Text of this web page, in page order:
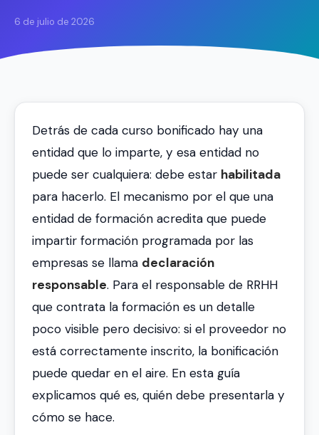
6 de julio de 2026
Detrás de cada curso bonificado hay una
entidad que lo imparte, y esa entidad no
puede ser cualquiera: debe estar habilitada
para hacerlo. El mecanismo por el que una
entidad de formación acredita que puede
impartir formación programada por las
empresas se llama declaración
responsable. Para el responsable de RRHH
que contrata la formación es un detalle
poco visible pero decisivo: si el proveedor no
está correctamente inscrito, la bonificación
puede quedar en el aire. En esta guía
explicamos qué es, quién debe presentarla y
cómo se hace.